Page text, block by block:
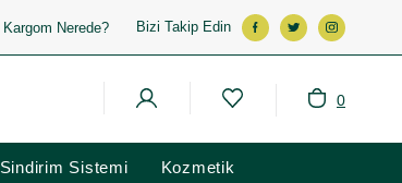
Kargom Nerede? Bizi Takip Edin
0
Sindirim Sistemi Kozmetik